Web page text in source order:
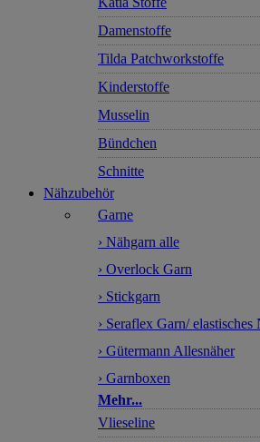
Damenstoffe
Tilda Patchworkstoffe
Kinderstoffe
Musselin
Bündchen
Schnitte
Nähzubehör
Garne
› Nähgarn alle
› Overlock Garn
› Stickgarn
› Seraflex Garn/ elastisches
› Gütermann Allesnäher
› Garnboxen
Mehr...
Vlieseline